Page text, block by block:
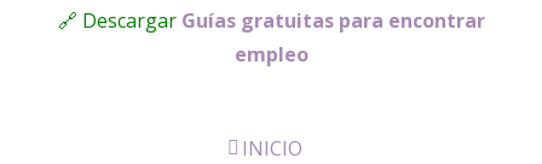
🔗 Descargar Guías gratuitas para encontrar
empleo
INICIO